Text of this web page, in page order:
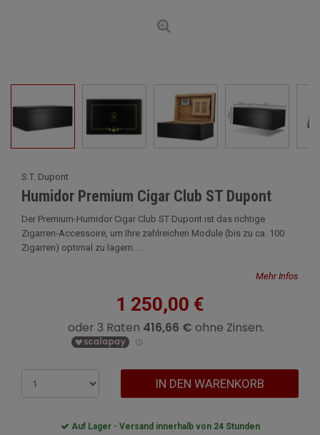
S.T. Dupont
Humidor Premium Cigar Club ST Dupont
Der Premium-Humidor Cigar Club ST Dupont ist das richtige
Zigarren-Accessoire, um Ihre zahlreichen Module (bis zu ca. 100
Zigarren) optimal zu lagern. ...
Mehr Infos
1 250,00 €
IN DEN WARENKORB
Auf Lager - Versand innerhalb von 24 Stunden